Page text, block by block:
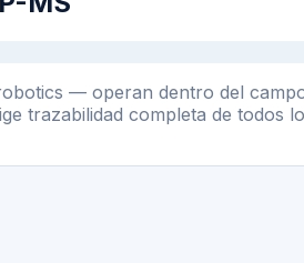
— operan dentro del
trazabilidad completa de todos